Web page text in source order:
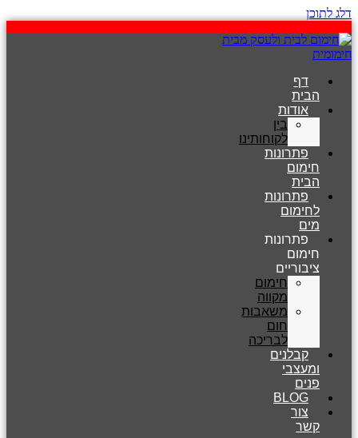
דלג לתוכן
דף
הבית
אודות
בין
לקוחותינו
פתרונות
חימום
הבית
פתרונות
לחימום
מים
פתרונות
חימום
ציבוריים
חימום
מקווה
משאבות
חום
לבריכה
קבלנים
ומעצבי
פנים
BLOG
צור
קשר